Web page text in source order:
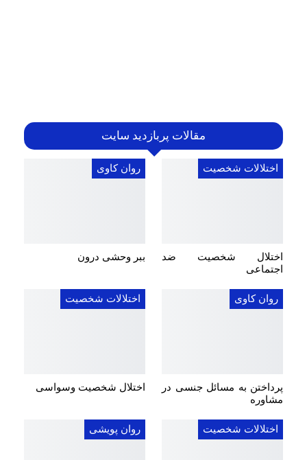
مقالات پربازدید سایت
اختلالات شخصیت
اختلال شخصیت ضد
اجتماعی
روان کاوی
ببر وحشی درون
روان کاوی
پرداختن به مسائل جنسی در
مشاوره
اختلالات شخصیت
اختلال شخصیت وسواسی
اختلالات شخصیت روان پویشی